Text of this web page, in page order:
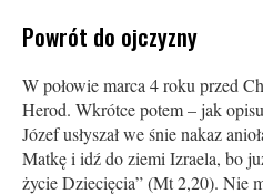
Powrót do ojczyzny
W połowie marca 4 roku przed
Herod. Wkrótce potem – jak
Józef usłyszał we śnie nakaz
Matkę i idź do ziemi Izraela, bo
życie Dziecięcia” (Mt 2,20). Nie